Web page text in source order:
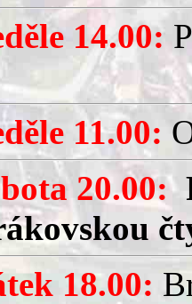
14.00:
11.00:
20.00:
18.00: